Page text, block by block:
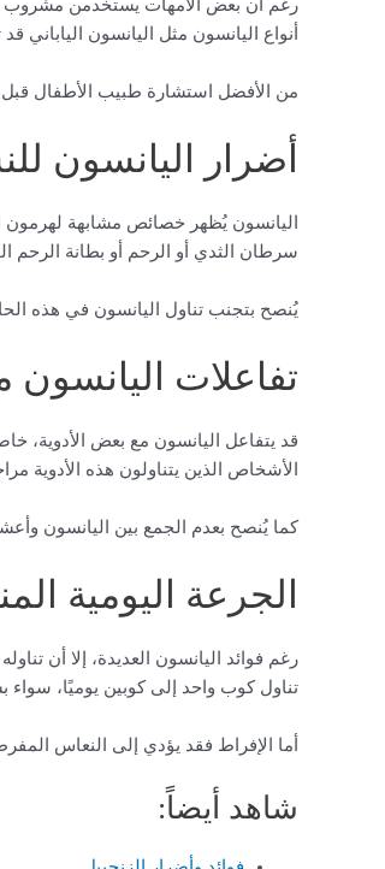
رغم أن بعض الأمهات يستخدمن مشروب
أنواع اليانسون مثل اليانسون
من الأفضل استشارة طبيب الأطفال قبل
أضرار اليانسون
اليانسون يُظهر خصائص مشابهة لهرمون
سرطان الثدي أو الرحم أو بطانة الرحم
يُنصح بتجنب تناول اليانسون في هذه
تفاعلات اليانسون
قد يتفاعل اليانسون مع بعض الأدوية،
الأشخاص الذين يتناولون هذه الأدوية
كما يُنصح بعدم الجمع بين اليانسون
الجرعة اليومية
رغم فوائد اليانسون العديدة، إلا أن
تناول كوب واحد إلى كوبين يوميًا،
أما الإفراط فقد يؤدي إلى النعاس
شاهد أيضاً: